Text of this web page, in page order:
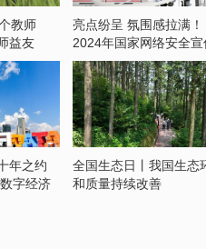
教师
益友
亮点纷呈 氛围感拉满！
2024年国家网络安全宣
周开启
年之约
字经济
全国生态日丨我国生态
和质量持续改善